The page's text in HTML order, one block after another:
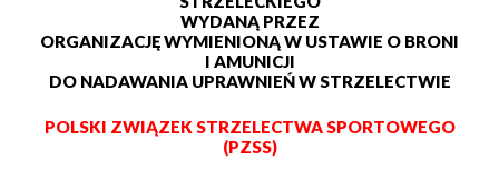
WYDANĄ PRZEZ
ORGANIZACJĘ WYMIENIONĄ W USTAWIE O BRONI
I AMUNICJI
DO NADAWANIA UPRAWNIEŃ W STRZELECTWIE
POLSKI ZWIĄZEK STRZELECTWA SPORTOWEGO
(PZSS)